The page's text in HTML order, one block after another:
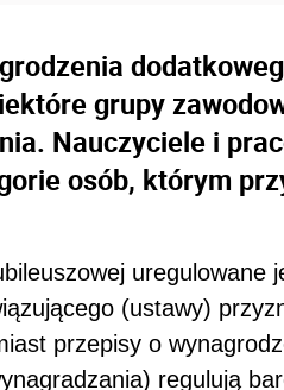
grupy
Nauczyciele i
osób, którym
uregulowane
(ustawy)
przepisy o
regulują